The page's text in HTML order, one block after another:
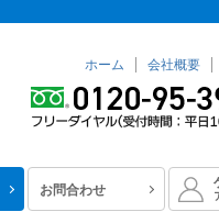
ホーム 会社概要
お問合わせ